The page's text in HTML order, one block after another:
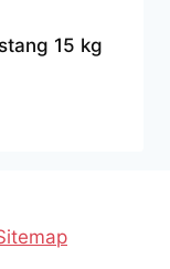
15 kg